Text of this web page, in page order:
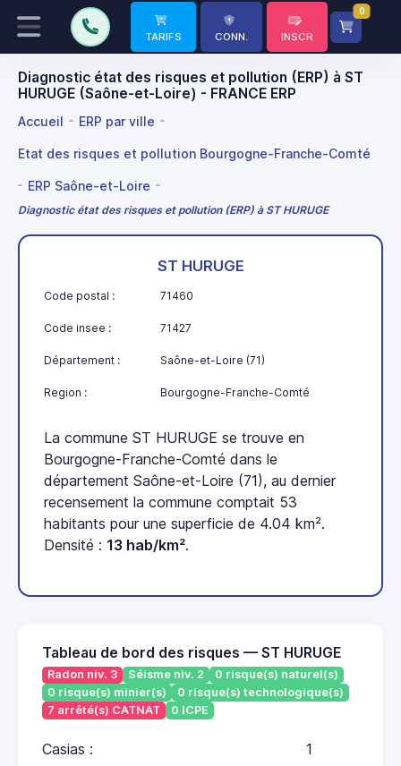
TARIFS CONN. INSCR
0
Diagnostic état des risques et pollution (ERP) à ST
HURUGE (Saône-et-Loire) - FRANCE ERP
Accueil ERP par ville
Etat des risques et pollution Bourgogne-Franche-Comté
ERP Saône-et-Loire
Diagnostic état des risques et pollution (ERP) à ST HURUGE
ST HURUGE
Code postal : 71460
Code insee : 71427
Département : Saône-et-Loire (71)
Region : Bourgogne-Franche-Comté
La commune ST HURUGE se trouve en
Bourgogne-Franche-Comté dans le
département Saône-et-Loire (71), au dernier
recensement la commune comptait 53
habitants pour une superficie de 4.04 km².
Densité : 13 hab/km².
Tableau de bord des risques — ST HURUGE
Radon niv. 3 Séisme niv. 2
0 risque(s) naturel(s)
0 risque(s) minier(s)
0 risque(s) technologique(s)
7 arrêté(s) CATNAT
0 ICPE
Casias : 1